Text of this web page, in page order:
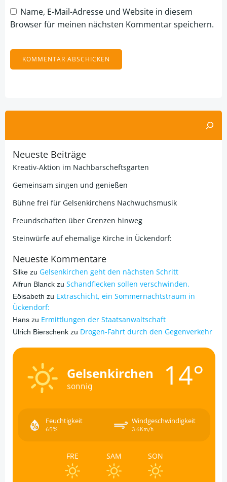
Name, E-Mail-Adresse und Website in diesem
Browser für meinen nächsten Kommentar speichern.
Neueste Beiträge
Kreativ-Aktion im Nachbarscheftsgarten
Gemeinsam singen und genießen
Bühne frei für Gelsenkirchens Nachwuchsmusik
Freundschaften über Grenzen hinweg
Steinwürfe auf ehemalige Kirche in Ückendorf:
Neueste Kommentare
Silke zu Gelsenkirchen geht den nächsten Schritt
Alfrun Blanck zu Schandflecken sollen verschwinden.
Eöisabeth zu Extraschicht, ein Sommernachtstraum in
Ückendorf:
Hans zu Ermittlungen der Staatsanwaltschaft
Ulrich Bierschenk zu Drogen-Fahrt durch den Gegenverkehr
Gelsenkirchen
sonnig 14°
Feuchtigkeit
65%
Windgeschwindigkeit
3.6Km/h
FRE SAM SON